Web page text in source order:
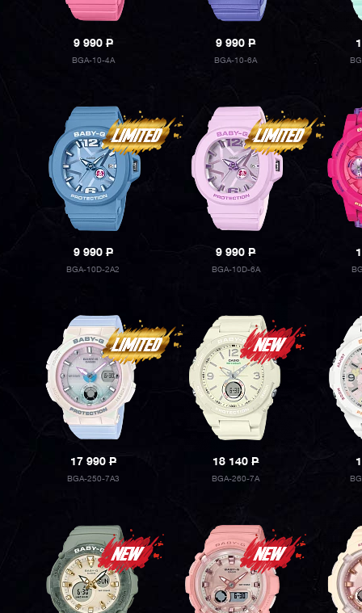
9 990P
BGA-10-4A
9 990P
BGA-10-6A
9 990P
BGA-10D-2A2
9 990P
BGA-10D-6A
17 990P
BGA-250-7A3
18 140P
BGA-260-7A